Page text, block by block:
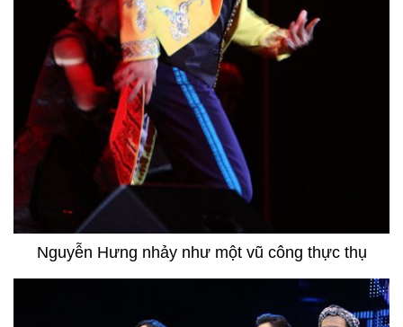
Nguyễn Hưng nhảy như một vũ công thực thụ